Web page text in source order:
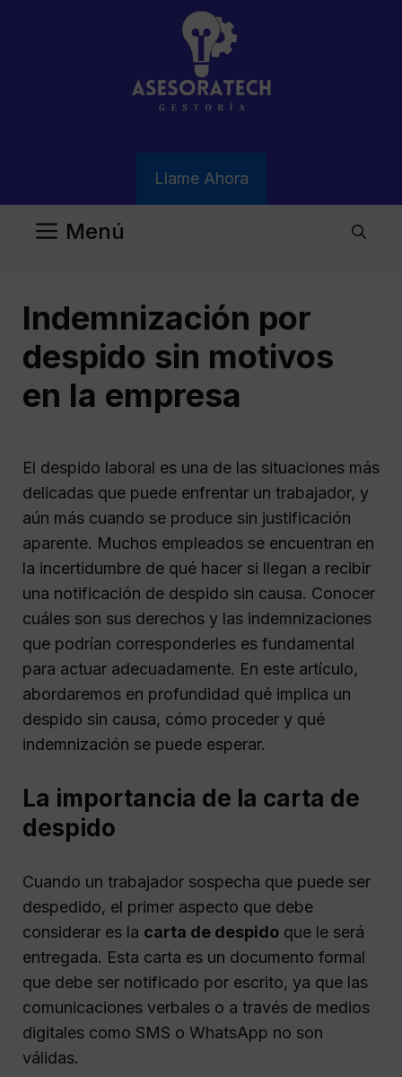
Llame Ahora
Menú
Indemnización por
despido sin motivos
en la empresa
El despido laboral es una de las situaciones más
delicadas que puede enfrentar un trabajador, y
aún más cuando se produce sin justificación
aparente. Muchos empleados se encuentran en
la incertidumbre de qué hacer si llegan a recibir
una notificación de despido sin causa. Conocer
cuáles son sus derechos y las indemnizaciones
que podrían corresponderles es fundamental
para actuar adecuadamente. En este artículo,
abordaremos en profundidad qué implica un
despido sin causa, cómo proceder y qué
indemnización se puede esperar.
La importancia de la carta de
despido
Cuando un trabajador sospecha que puede ser
despedido, el primer aspecto que debe
considerar es la carta de despido que le será
entregada. Esta carta es un documento formal
que debe ser notificado por escrito, ya que las
comunicaciones verbales o a través de medios
digitales como SMS o WhatsApp no son
válidas.